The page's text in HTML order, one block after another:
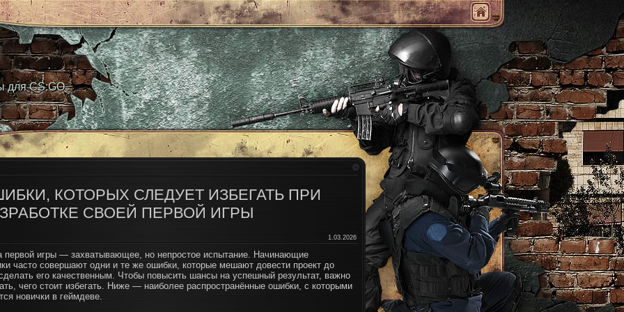
для CS:GO
КОТОРЫХ СЛЕДУЕТ ИЗБЕГАТЬ ПРИ
СВОЕЙ ПЕРВОЙ ИГРЫ
1.03.2026
первой игры — захватывающее, но непростое испытание. Начинающие
часто совершают одни и те же ошибки, которые мешают довести проект до
его качественным. Чтобы повысить шансы на успешный результат, важно
чего стоит избегать. Ниже — наиболее распространённые ошибки, с которыми
новички в геймдеве.